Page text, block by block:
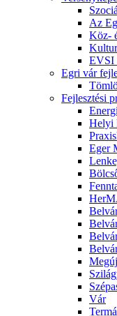
Az
Köz-
EVSI
Egri vár
Fejlesztési
Helyi
Eger
Vár